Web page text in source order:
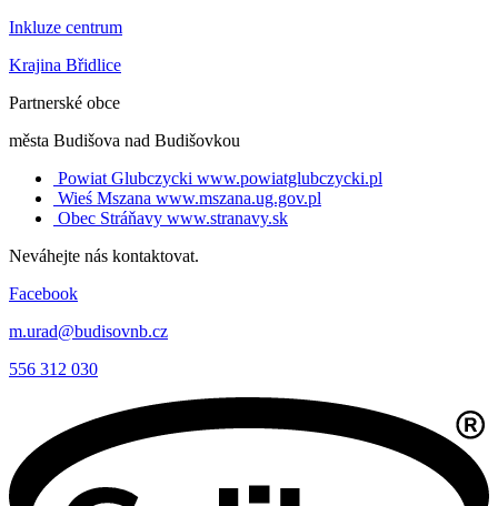
Inkluze centrum
Krajina Břidlice
Partnerské obce
města Budišova nad Budišovkou
Powiat Glubczycki www.powiatglubczycki.pl
Wieś Mszana www.mszana.ug.gov.pl
Obec Stráňavy www.stranavy.sk
Neváhejte nás kontaktovat.
Facebook
m.urad@budisovnb.cz
556 312 030